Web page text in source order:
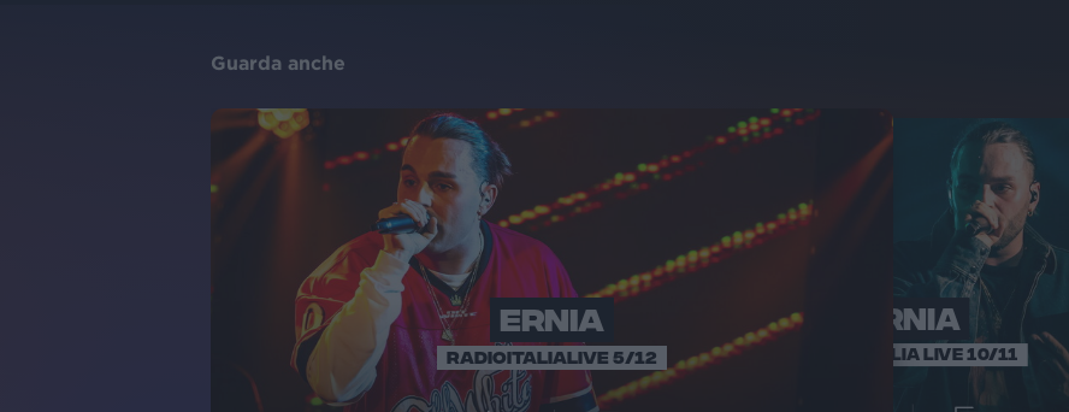
Guarda anche
ERNIA
RADIOITALIALIVE 5/12
ERNIA
RADIO ITALIA LIVE 10/11